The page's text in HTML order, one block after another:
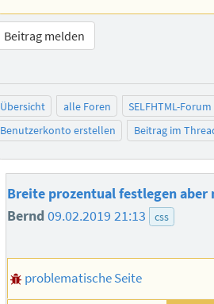
Beitrag melden
Übersicht alle Foren
SELFHTML-Forum
Benutzerkonto erstellen
Beitrag im
Breite prozentual festlegen aber
Bernd09.02.2019 21:13 css
problematische Seite